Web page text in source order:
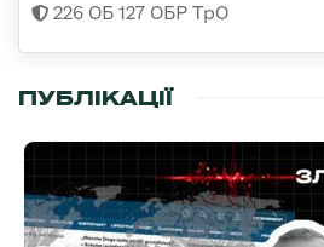
226 ОБ 127 ОБР ТрО
ПУБЛІКАЦІЇ